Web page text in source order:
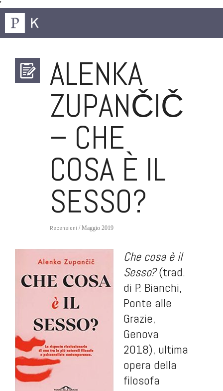
'
ALENKA
ZUPANČIČ
– CHE
COSA È IL
SESSO?
Recensioni / Maggio 2019
Che cosa è il
Sesso?(trad.
di P. Bianchi,
Ponte alle
Grazie,
Genova
2018), ultima
opera della
filosofa